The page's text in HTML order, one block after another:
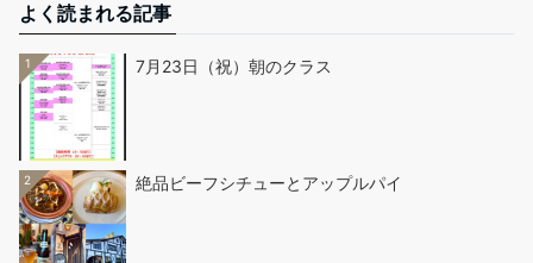
よく読まれる記事
1 7月23日（祝）朝のクラス
2 絶品ビーフシチューとアップルパイ